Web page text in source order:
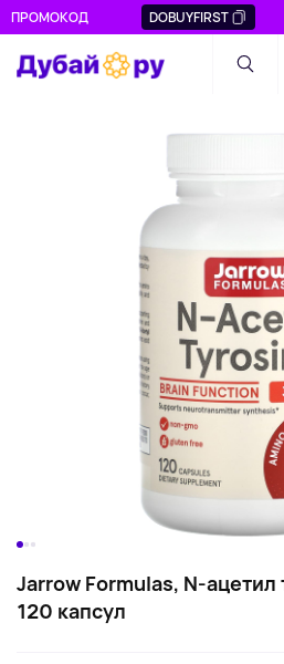
ПРОМОКОД DOBUYFIRST
Jarrow Formulas, N-
120 капсул